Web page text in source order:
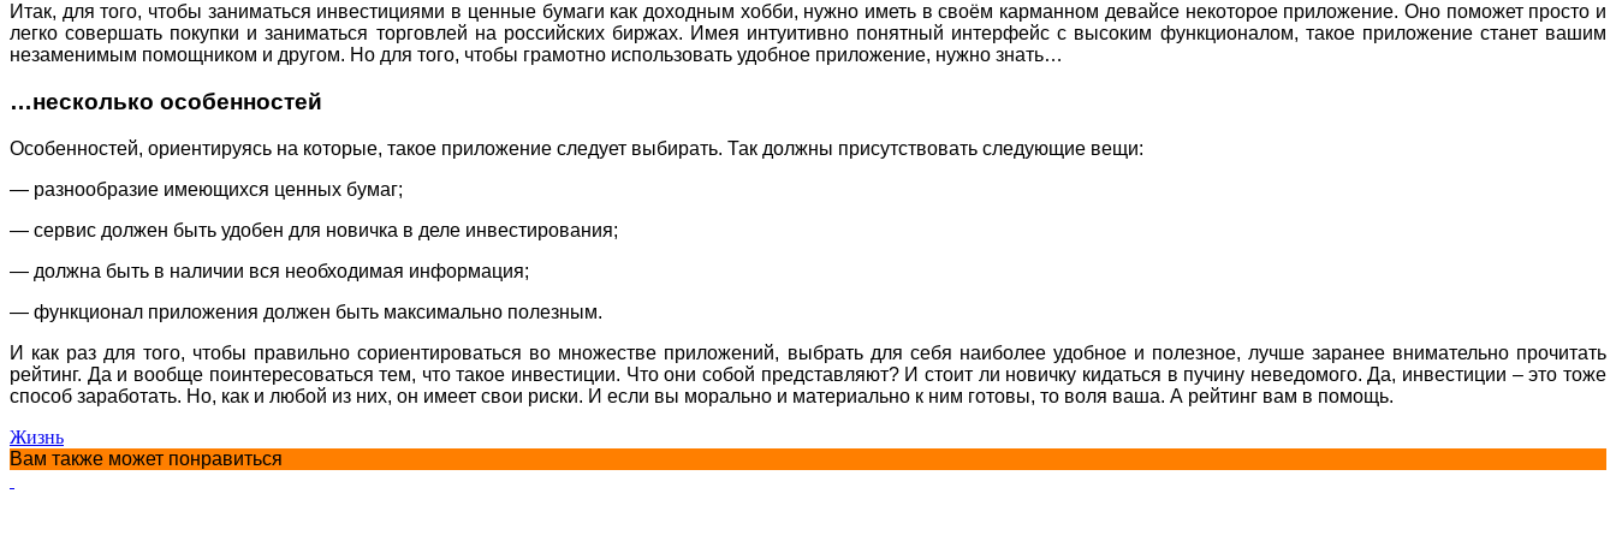
Итак, для того, чтобы заниматься инвестициями в ценные бумаги как доходным хобби, нужно иметь в своём карманном девайсе некоторое приложение. Оно поможет просто и
легко совершать покупки и заниматься торговлей на российских биржах. Имея интуитивно понятный интерфейс с высоким функционалом, такое приложение станет вашим
незаменимым помощником и другом. Но для того, чтобы грамотно использовать удобное приложение, нужно знать…
…несколько особенностей
Особенностей, ориентируясь на которые, такое приложение следует выбирать. Так должны присутствовать следующие вещи:
— разнообразие имеющихся ценных бумаг;
— сервис должен быть удобен для новичка в деле инвестирования;
— должна быть в наличии вся необходимая информация;
— функционал приложения должен быть максимально полезным.
И как раз для того, чтобы правильно сориентироваться во множестве приложений, выбрать для себя наиболее удобное и полезное, лучше заранее внимательно прочитать
рейтинг. Да и вообще поинтересоваться тем, что такое инвестиции. Что они собой представляют? И стоит ли новичку кидаться в пучину неведомого. Да, инвестиции – это тоже
способ заработать. Но, как и любой из них, он имеет свои риски. И если вы морально и материально к ним готовы, то воля ваша. А рейтинг вам в помощь.
Жизнь
Вам также может понравиться